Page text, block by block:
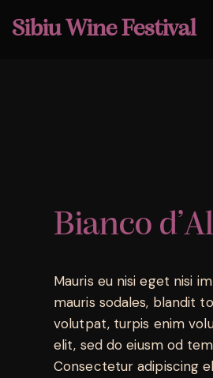
Sibiu Wine Festival
Bianco
Mauris eu nisi eget nisi
mauris sodales, blandit
volutpat, turpis enim
elit, sed do eiusm od
Consectetur adipiscing